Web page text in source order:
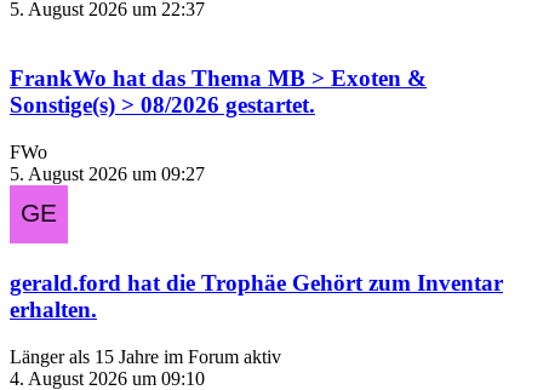
5. August 2026 um 22:37
FrankWo hat das Thema MB > Exoten &
Sonstige(s) > 08/2026 gestartet.
FWo
5. August 2026 um 09:27
gerald.ford hat die Trophäe Gehört zum Inventar
erhalten.
Länger als 15 Jahre im Forum aktiv
4. August 2026 um 09:10